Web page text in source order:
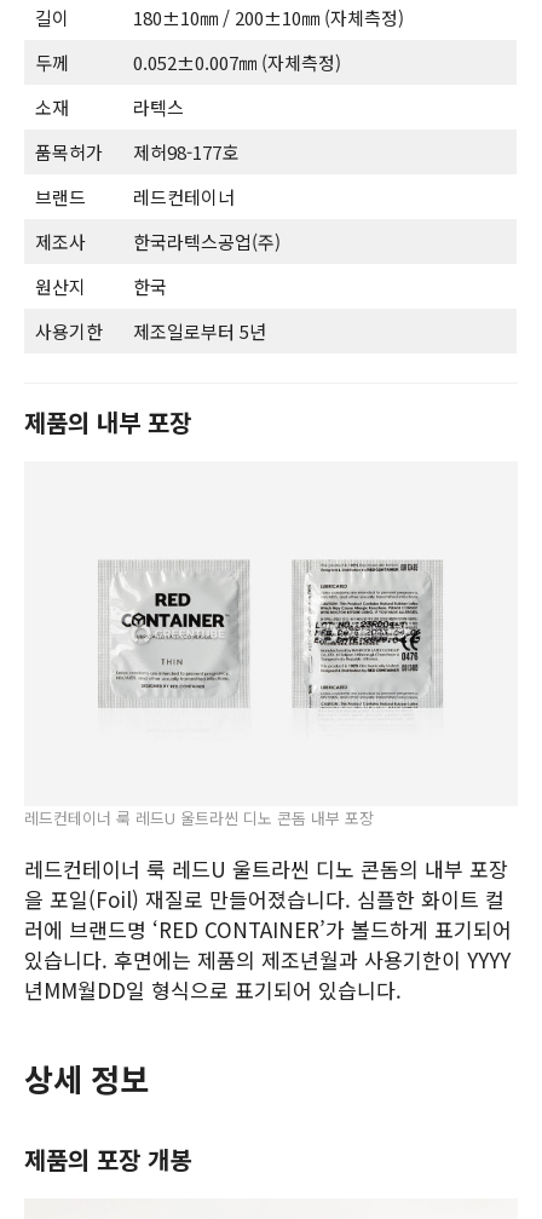
길이
180±10㎜ / 200±10㎜ (자체측정)
두께
0.052±0.007㎜ (자체측정)
소재
라텍스
품목허가
제허98-177호
브랜드
레드컨테이너
제조사
한국라텍스공업(주)
원산지
한국
사용기한
제조일로부터 5년
제품의 내부 포장
레드컨테이너 룩 레드U 울트라씬 디노 콘돔 내부 포장
레드컨테이너 룩 레드U 울트라씬 디노 콘돔의 내부 포장
을 포일(Foil) 재질로 만들어졌습니다. 심플한 화이트 컬
러에 브랜드명 ‘RED CONTAINER’가 볼드하게 표기되어
있습니다. 후면에는 제품의 제조년월과 사용기한이 YYYY
년MM월DD일 형식으로 표기되어 있습니다.
상세 정보
제품의 포장 개봉